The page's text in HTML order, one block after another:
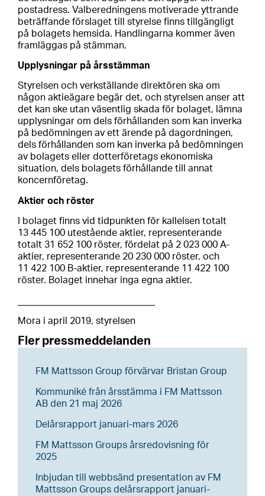
postadress. Valberedningens motiverade yttrande
beträffande förslaget till styrelse finns tillgängligt
på bolagets hemsida. Handlingarna kommer även
framläggas på stämman.
Upplysningar på årsstämman
Styrelsen och verkställande direktören ska om
någon aktieägare begär det, och styrelsen anser att
det kan ske utan väsentlig skada för bolaget, lämna
upplysningar om dels förhållanden som kan inverka
på bedömningen av ett ärende på dagordningen,
dels förhållanden som kan inverka på bedömningen
av bolagets eller dotterföretags ekonomiska
situation, dels bolagets förhållande till annat
koncernföretag.
Aktier och röster
I bolaget finns vid tidpunkten för kallelsen totalt
13 445 100 utestående aktier, representerande
totalt 31 652 100 röster, fördelat på 2 023 000 A-
aktier, representerande 20 230 000 röster, och
11 422 100 B-aktier, representerande 11 422 100
röster. Bolaget innehar inga egna aktier.
Mora i april 2019, styrelsen
Fler pressmeddelanden
FM Mattsson Group förvärvar Bristan Group
Kommuniké från årsstämma i FM Mattsson
AB den 21 maj 2026
Delårsrapport januari-mars 2026
FM Mattsson Groups årsredovisning för
2025
Inbjudan till webbsänd presentation av FM
Mattsson Groups delårsrapport januari-